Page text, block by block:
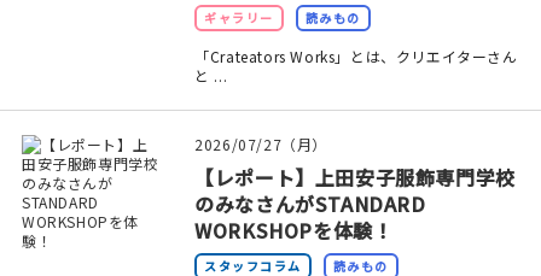
本
文房具
雑貨
ギャラリー 読みもの
「Crateators Works」とは、クリエイターさん
と ...
2026/07/27（月）
【レポート】上田安子服飾専門学校
のみなさんがSTANDARD
WORKSHOPを体験！
スタッフコラム 読みもの